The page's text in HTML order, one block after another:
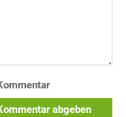
abgeben